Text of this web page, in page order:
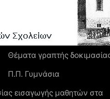
Θέματα γραπτής
Π.Π. Γυμνάσια
εισαγωγής μαθητών στα